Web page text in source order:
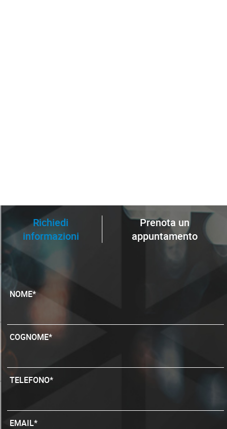
Richiedi
informazioni
Prenota un
appuntamento
NOME*
COGNOME*
TELEFONO*
EMAIL*